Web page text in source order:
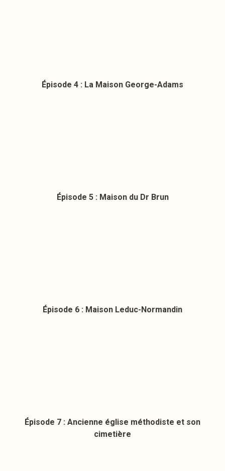
Épisode 4 : La Maison George-Adams
Épisode 5 : Maison du Dr Brun
Épisode 6 : Maison Leduc-Normandin
Épisode 7 : Ancienne église méthodiste et son
cimetière